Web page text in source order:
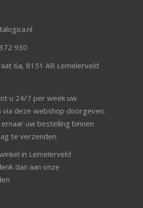
930
6a, 8151 AR Lemelerveld
u 24/7 per week uw
via deze webshop doorgeven.
uw bestelling binnen
te verzenden.
in Lemelerveld
dan aan onze